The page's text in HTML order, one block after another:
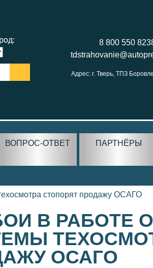
8 800 550
Адрес: г. Тверь, ТПЗ
ВОПРОС-ОТВЕТ ПАРТНЁРЫ
стопорят продажу ОСАГО
В РАБОТЕ
ОСАГО